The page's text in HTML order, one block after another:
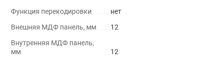
Функция перекодировки
нет
Внешняя МДФ панель, мм
12
Внутренняя МДФ панель,
мм
12